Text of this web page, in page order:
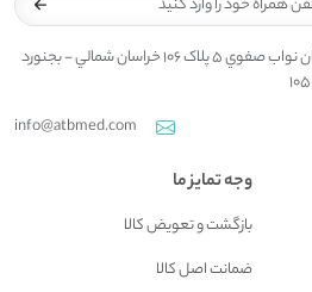
خراسان شمالي-بجنورد-خيابان نواب صفوي 5 پلاک 106 خراسان شمالي - بجنورد
info@atbmed.com
وجه تمایز ما
بازگشت و تعويض کالا
ضمانت اصل کالا